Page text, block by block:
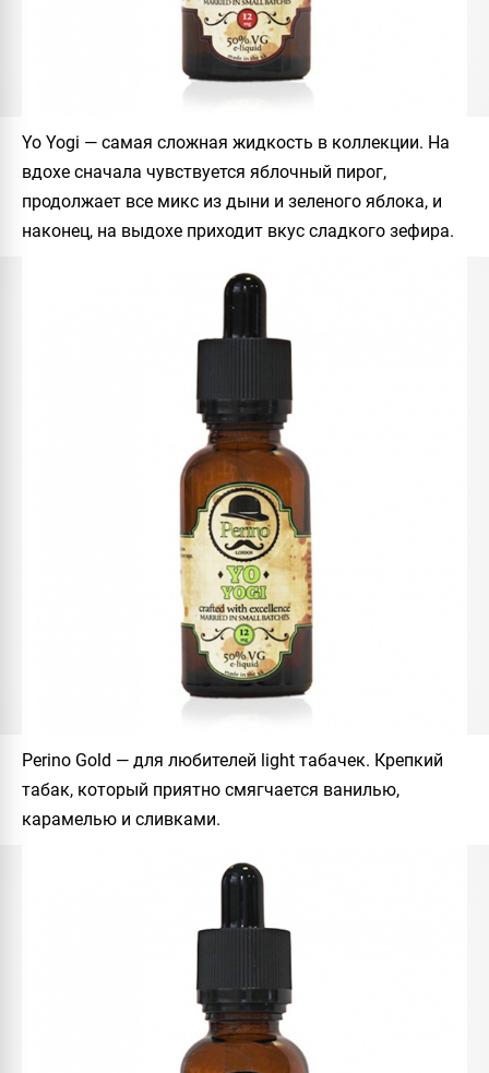
Yo Yogi — самая сложная жидкость в коллекции. На
вдохе сначала чувствуется яблочный пирог,
продолжает все микс из дыни и зеленого яблока, и
наконец, на выдохе приходит вкус сладкого зефира.
Perino Gold — для любителей light табачек. Крепкий
табак, который приятно смягчается ванилью,
карамелью и сливками.